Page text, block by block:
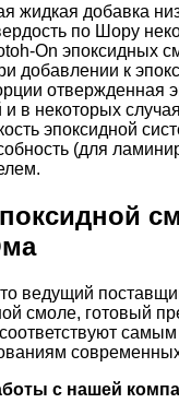
жидкая добавка
по Шору
On эпоксидных
добавлении к
отвержденная
и в некоторых
эпоксидной
(для
ведущий
смоле, готовый
с нашей